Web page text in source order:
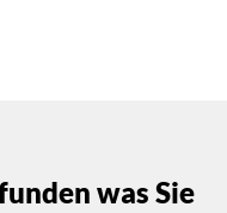
was Sie